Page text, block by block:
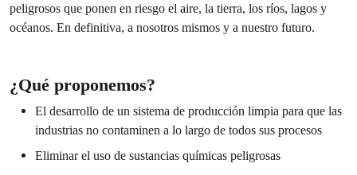
peligrosos que ponen en riesgo el aire, la tierra, los ríos, lagos y
océanos. En definitiva, a nosotros mismos y a nuestro futuro.
¿Qué proponemos?
El desarrollo de un sistema de producción limpia para que las
industrias no contaminen a lo largo de todos sus procesos
Eliminar el uso de sustancias químicas peligrosas